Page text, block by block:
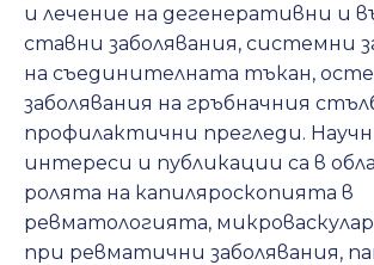
и лечение на дегенеративни и
ставни заболявания, системни
на съединителната тъкан,
заболявания на гръбначния
профилактични прегледи.
интереси и публикации са в
ролята на капиляроскопията в
ревматологията,
при ревматични заболявания,